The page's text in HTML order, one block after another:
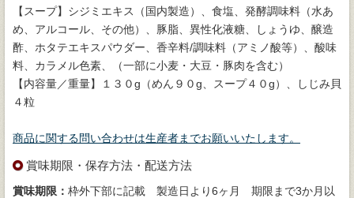
【スープ】シジミエキス（国内製造）、食塩、発酵調味料（水あ
め、アルコール、その他）、豚脂、異性化液糖、しょうゆ、醸造
酢、ホタテエキスパウダー、香辛料/調味料（アミノ酸等）、酸味
料、カラメル色素、（一部に小麦・大豆・豚肉を含む）
【内容量／重量】１３０g（めん９０g、スープ４０g）、しじみ貝
４粒
商品に関する問い合わせは生産者までお願いいたします。
賞味期限・保存方法・配送方法
賞味期限： 枠外下部に記載 製造日より6ヶ月 期限まで3か月以